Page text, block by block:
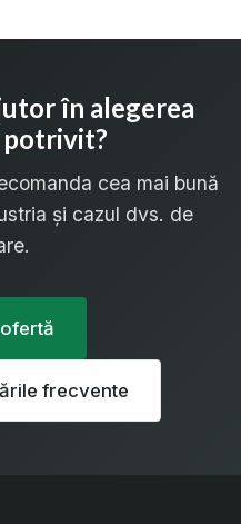
în alegerea
cea mai bună
și cazul dvs. de
frecvente